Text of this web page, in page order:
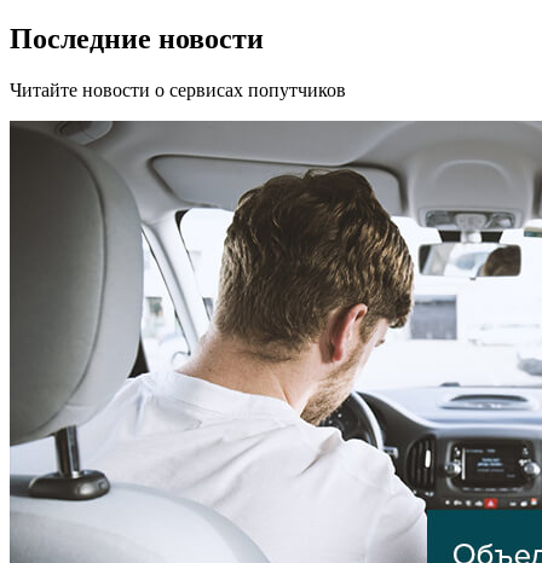
Последние новости
Читайте новости о сервисах попутчиков